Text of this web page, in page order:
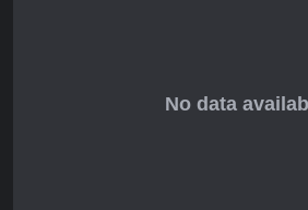
conjuntos de armas e gadgets